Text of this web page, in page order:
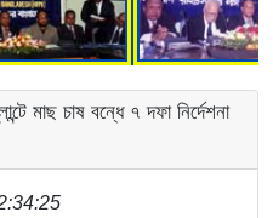
মাছ চাষ বন্ধে ৭ দফা নির্দেশনা